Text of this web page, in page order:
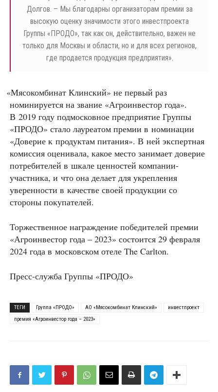
Долгов. – Мы благодарны организаторам премии за
высокую оценку значимости этого инвестпроекта
Группы «ПРОДО», так как он, действительно, важен не
только для Москвы и области, но и для всех регионов,
где продается продукция предприятия».
«Мясокомбинат Клинский» не первый раз
номинируется на звание «Агроинвестор года».
В 2019 году подмосковное предприятие Группы
«ПРОДО» стало лауреатом премии в номинации
«Доверие к продуктам питания». В ней экспертная
комиссия оценивала, какое место занимает доверие
потребителей в шкале ценностей компании-
участника, и что она делает для укрепления
уверенности в качестве своей продукции со
стороны покупателей.
Торжественное награждение победителей премии
«Агроинвестор года – 2023» состоится 29 февраля
2024 года в московском отеле The Carlton.
Пресс-служба Группы «ПРОДО»
ТЕГИ Группа «ПРОДО» АО «Мясокомбинат Клинский»
инвестпроект
премия «Агроинвестор года – 2023»